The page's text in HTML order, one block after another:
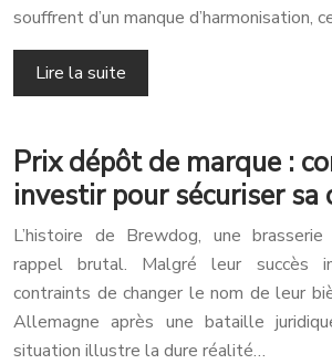
souffrent d’un manque d’harmonisation,
Lire la suite
Prix dépôt de marque :
investir pour sécuriser sa
L’histoire de Brewdog, une
rappel brutal. Malgré leur succès
contraints de changer le nom de leur
Allemagne après une bataille
situation illustre la dure réalité…